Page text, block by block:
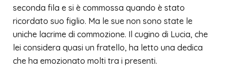
seconda fila e si è commossa quando è stato
ricordato suo figlio. Ma le sue non sono state le
uniche lacrime di commozione. Il cugino di Lucia, che
lei considera quasi un fratello, ha letto una dedica
che ha emozionato molti tra i presenti.